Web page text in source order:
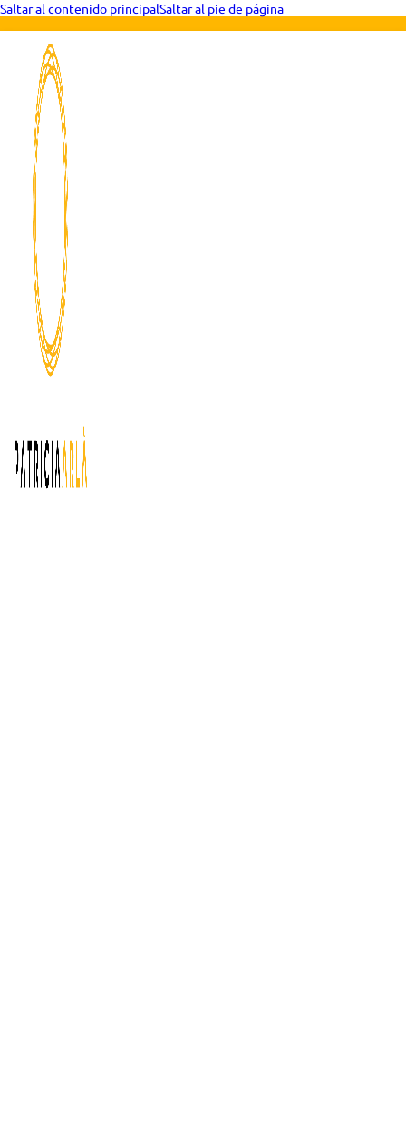
Saltar al contenido principalSaltar al pie de página